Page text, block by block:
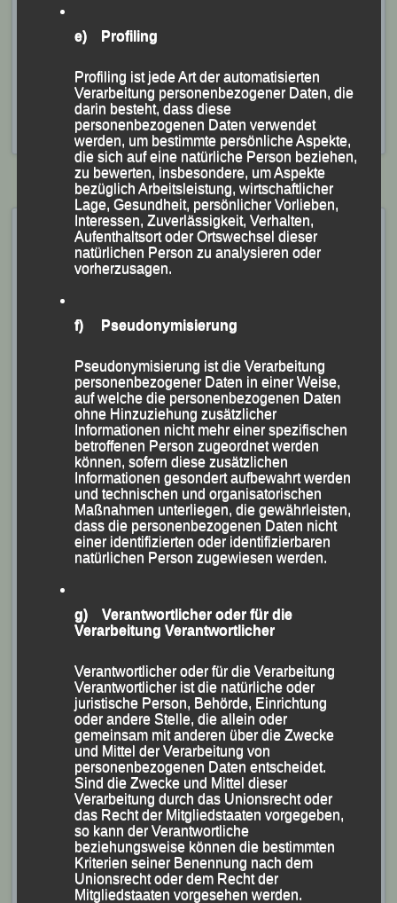
der Wettervorhersage extra und Gott sei Dank
ausgeliehen und aufgebaut hatte, wurde es dann bei
Freunden mit vielen Gesprächen und Erinnerungen.
VeröffentlichtinAktuelles,Archiv 2026
Eintracht Passau,Sommerbiathlon
Tag des Sports – „Quälspaß
am Dreisessel“ –
Neureichenau, 18.07.2026
Veröffentlicht am 18. Juli 2026
Erfolgreiches LG-Quartett
-„Quälspaß am Dreisessel“-
(KS.) Zum 19. Mal hieß es am Samstag „Tag des
Sports“ in Neureichenau und „Quälspaß am
Dreisessel“. Unter den 850 Teilnehmer mit Marion
Krautloher, Theresa Schachner und dem Ehepaar
Katharina und Bruno Kapfer, das für die Polizei
Niederbayern an den Start ging, auch ein Läufer-
Quartett der Leichtathletik Gemeinschaft (LG) Passau.
Auf der 10-km-Distanz, bei der rund 650 Höhenmeter
53:19 Minuten ins Ziel und wurde damit in der
Gesamtwertung 12. und 10. der Herren-Klasse
Allgemein.
e) Profiling
Profiling ist jede Art der automatisierten
Verarbeitung personenbezogener Daten, die
darin besteht, dass diese
personenbezogenen Daten verwendet
werden, um bestimmte persönliche Aspekte,
die sich auf eine natürliche Person beziehen,
zu bewerten, insbesondere, um Aspekte
bezüglich Arbeitsleistung, wirtschaftlicher
Lage, Gesundheit, persönlicher Vorlieben,
Interessen, Zuverlässigkeit, Verhalten,
Aufenthaltsort oder Ortswechsel dieser
natürlichen Person zu analysieren oder
vorherzusagen.
f) Pseudonymisierung
Pseudonymisierung ist die Verarbeitung
personenbezogener Daten in einer Weise,
auf welche die personenbezogenen Daten
ohne Hinzuziehung zusätzlicher
Informationen nicht mehr einer spezifischen
betroffenen Person zugeordnet werden
können, sofern diese zusätzlichen
Informationen gesondert aufbewahrt werden
und technischen und organisatorischen
Maßnahmen unterliegen, die gewährleisten,
dass die personenbezogenen Daten nicht
einer identifizierten oder identifizierbaren
natürlichen Person zugewiesen werden.
g) Verantwortlicher oder für die
Verarbeitung Verantwortlicher
Verantwortlicher oder für die Verarbeitung
Verantwortlicher ist die natürliche oder
juristische Person, Behörde, Einrichtung
oder andere Stelle, die allein oder
gemeinsam mit anderen über die Zwecke
und Mittel der Verarbeitung von
personenbezogenen Daten entscheidet.
Sind die Zwecke und Mittel dieser
Verarbeitung durch das Unionsrecht oder
das Recht der Mitgliedstaaten vorgegeben,
so kann der Verantwortliche
beziehungsweise können die bestimmten
Kriterien seiner Benennung nach dem
Unionsrecht oder dem Recht der
Mitgliedstaaten vorgesehen werden.